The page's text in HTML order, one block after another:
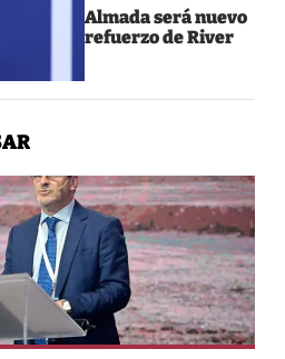
Almada será nuevo
refuerzo de River